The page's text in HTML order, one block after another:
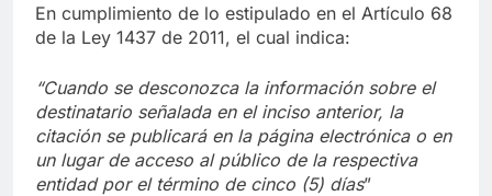
En cumplimiento de lo estipulado en el Artículo 68
de la Ley 1437 de 2011, el cual indica:
“Cuando se desconozca la información sobre el
destinatario señalada en el inciso anterior, la
citación se publicará en la página electrónica o en
un lugar de acceso al público de la respectiva
entidad por el término de cinco (5) días”